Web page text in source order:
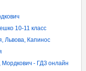
10-11 класс
Львова, Капинос
Мордкович - ГДЗ онлайн